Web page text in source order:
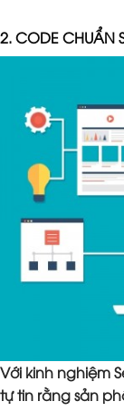
2. CODE CHUẨN
Với kinh nghiệm
tự tin rằng sản